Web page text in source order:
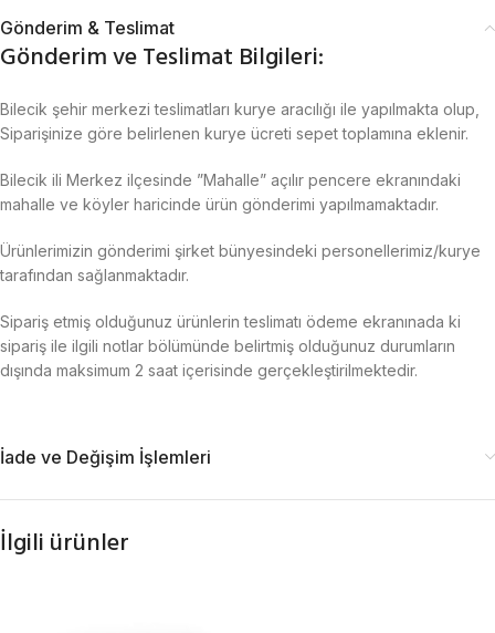
Gönderim & Teslimat
Gönderim ve Teslimat Bilgileri:
Bilecik şehir merkezi teslimatları kurye aracılığı ile yapılmakta olup,
Siparişinize göre belirlenen kurye ücreti sepet toplamına eklenir.
Bilecik ili Merkez ilçesinde ”Mahalle” açılır pencere ekranındaki
mahalle ve köyler haricinde ürün gönderimi yapılmamaktadır.
Ürünlerimizin gönderimi şirket bünyesindeki personellerimiz/kurye
tarafından sağlanmaktadır.
Sipariş etmiş olduğunuz ürünlerin teslimatı ödeme ekranınada ki
sipariş ile ilgili notlar bölümünde belirtmiş olduğunuz durumların
dışında maksimum 2 saat içerisinde gerçekleştirilmektedir.
İade ve Değişim İşlemleri
İlgili ürünler